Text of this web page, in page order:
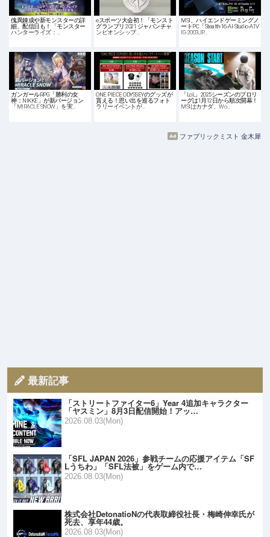
傀異錬成や新モンスターの詳
細、配信日も！「モンスター
ハンターライズ：…
eスポーツ大会初！「モンスト
グランプリ 2021 ジャパンチャ
ンピオンシップ…
MSI、ハイエンドゲーミングノ
ートPC「Stealth-16-AI-Studio-A1V
IG-2003JP…
ガンガールRPG「勝利の女
神：NIKKE」が新バージョン
「MIRACLE SNOW」を実…
ONE PIECE ODYSSEYのグッズが
貰える！思い出を巡るフォト
ラリーイベントが…
「LoL」2025シーズンのプロリ
ーグは1月12日から順次開幕！
MSIはカナダ、Wo…
ファブリックミスト 金木犀
最新記事
「ストリートファイター6」Year 4追加キャラクター
「ヤスミン」8月3日配信開始！アッ…
2026.08.03(Mon)
「SFL JAPAN 2026」参戦チームの応援アイテム「SF
Lうちわ」「SFL法被」をゲーム内で…
2026.08.03(Mon)
株式会社DetonatioNの代表取締役社長・梅崎伸幸氏が
死去、享年44歳。
2026.08.03(Mon)